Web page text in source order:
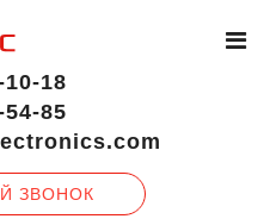
ЗВОНОК
18
85